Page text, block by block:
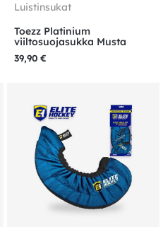
Luistinsukat
Toezz Platinium
viiltosuojasukka Musta
39,90 €